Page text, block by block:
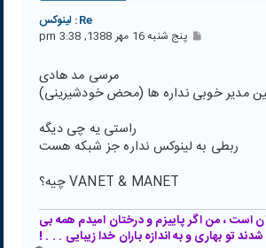
Re: لينوكس
پ
س
پنج شنبه 16 مهر 1388, 3:38 pm
مرسی مد هادی
مدیر خوبی نداره ها (محض خودشیرینی)
راستی یه چی دیگه
ربطی به لینوکس نداره جز شبکه هست
VANET & MANET چیه؟
است ، من اگر پاییزم و درختان امیدم همه بی
تو بهاری و به اندازه باران خدا زیبایی . . . !